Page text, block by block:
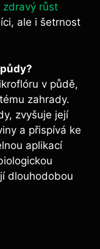
zdravý růst
ale ‌i ‍šetrnost
v půdě,
zahrady.‍
zvyšuje její
a přispívá ke
aplikací
dlouhodobou